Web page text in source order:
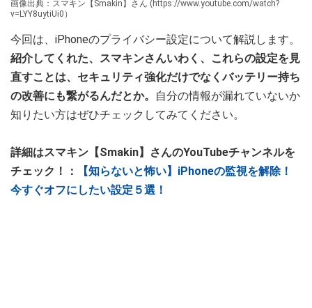
画像出典：スマキン【Smakin】さん (https://www.youtube.com/watch?
v=LYY8uytiUi0）
今回は、iPhoneのプライバシー設定について解説します。
紹介してくれた、スマキンさんいわく、これらの設定を見
直すことは、セキュリティ強化だけでなくバッテリー持ち
の改善にも繋がるんだとか。
自分の情報が漏れていないか
知りたい方はぜひチェックしてみてください。
詳細はスマキン【Smakin】さんのYouTubeチャンネルを
チェック！：
【知らないと怖い】iPhoneの監視を解除！
今すぐオフにしたい設定５選！